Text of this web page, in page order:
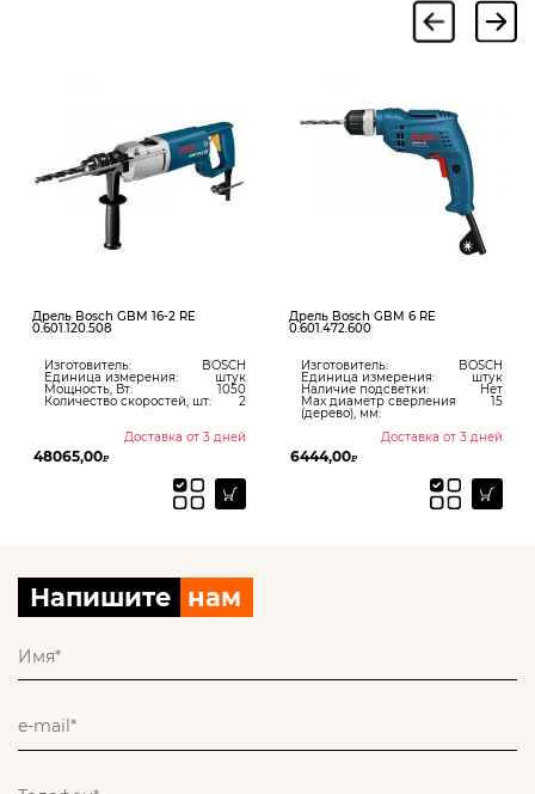
Дрель Bosch GBM 16-2 RE
0.601.120.508
Изготовитель: BOSCH
Единица измерения: штук
Мощность, Вт: 1050
Количество скоростей, шт: 2
Доставка от 3 дней
48065,00₽
Дрель Bosch GBM 6 RE
0.601.472.600
Изготовитель: BOSCH
Единица измерения: штук
Наличие подсветки: Нет
Мах диаметр сверления
(дерево), мм:
15
Доставка от 3 дней
6444,00₽
Напишите нам